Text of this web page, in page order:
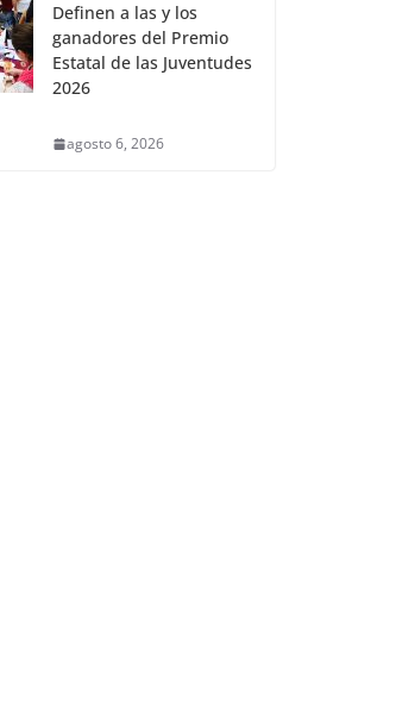
Definen a las y los
ganadores del Premio
Estatal de las Juventudes
2026
agosto 6, 2026